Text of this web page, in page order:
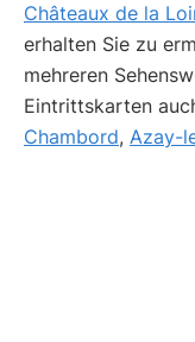
Châteaux de la
erhalten Sie zu
mehreren
Eintrittskarten
Chambord, Azay-